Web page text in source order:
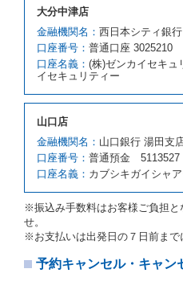
前項の場合、第１項の貸
因が、当社の責に帰する
４項の予約の取消しとし
予約申込金を返還するも
第３項の場合、第１項の
第５項の予約の取消しと
の予約申込金を返還する
第６条（免責）
当社及び借受人は、予約
が締結されなかったこと
に定める場合を除き、相
とします。
第３章／貸 渡 し
第７条（貸渡契約の締結）
大分中津店
金融機関名： 西日本シティ銀
口座番号： 普通口座 3025210
口座名義： (株)ゼンカイセキ
イセキュリティー
山口店
金融機関名： 山口銀行 湯田支
口座番号： 普通預金 5113527
口座名義： カブシキガイシャ
※振込み手数料はお客様ご負担と
せ。
※お支払いは出発日の７日前まで
予約キャンセル・キャン